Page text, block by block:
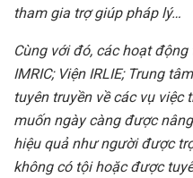
tham gia trợ giúp pháp lý…
Cùng với đó, các hoạt
IMRIC; Viện IRLIE; Trung
tuyên truyền về các vụ việc
muốn ngày càng được
hiệu quả như người được
không có tội hoặc được